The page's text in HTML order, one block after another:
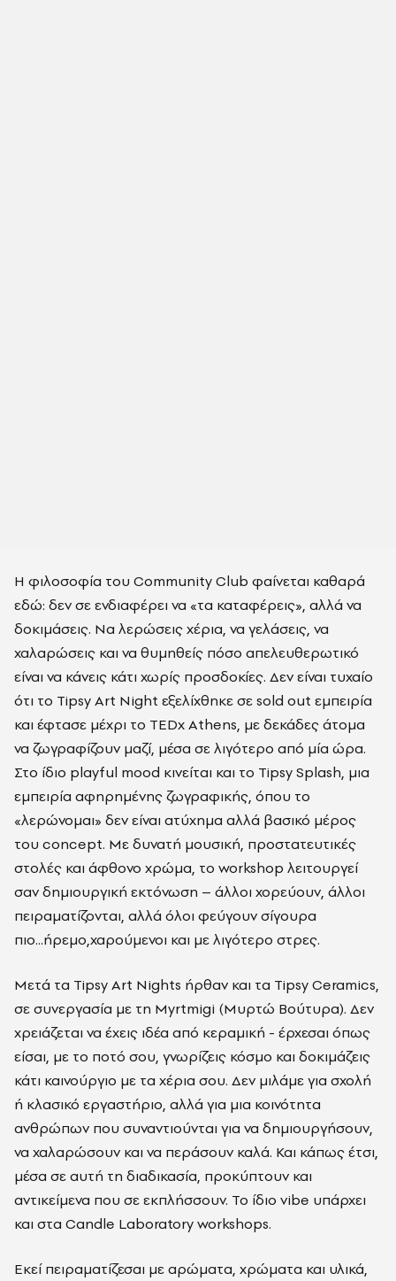
Η φιλοσοφία του Community Club φαίνεται καθαρά
εδώ: δεν σε ενδιαφέρει να «τα καταφέρεις», αλλά να
δοκιμάσεις. Να λερώσεις χέρια, να γελάσεις, να
χαλαρώσεις και να θυμηθείς πόσο απελευθερωτικό
είναι να κάνεις κάτι χωρίς προσδοκίες. Δεν είναι τυχαίο
ότι το Tipsy Art Night εξελίχθηκε σε sold out εμπειρία
και έφτασε μέχρι το TEDx Athens, με δεκάδες άτομα
να ζωγραφίζουν μαζί, μέσα σε λιγότερο από μία ώρα.
Στο ίδιο playful mood κινείται και το Tipsy Splash, μια
εμπειρία αφηρημένης ζωγραφικής, όπου το
«λερώνομαι» δεν είναι ατύχημα αλλά βασικό μέρος
του concept. Με δυνατή μουσική, προστατευτικές
στολές και άφθονο χρώμα, το workshop λειτουργεί
σαν δημιουργική εκτόνωση – άλλοι χορεύουν, άλλοι
πειραματίζονται, αλλά όλοι φεύγουν σίγουρα
πιο...ήρεμο,χαρούμενοι και με λιγότερο στρες.
Μετά τα Tipsy Art Nights ήρθαν και τα Tipsy Ceramics,
σε συνεργασία με τη Myrtmigi (Μυρτώ Βούτυρα). Δεν
χρειάζεται να έχεις ιδέα από κεραμική - έρχεσαι όπως
είσαι, με το ποτό σου, γνωρίζεις κόσμο και δοκιμάζεις
κάτι καινούργιο με τα χέρια σου. Δεν μιλάμε για σχολή
ή κλασικό εργαστήριο, αλλά για μια κοινότητα
ανθρώπων που συναντιούνται για να δημιουργήσουν,
να χαλαρώσουν και να περάσουν καλά. Και κάπως έτσι,
μέσα σε αυτή τη διαδικασία, προκύπτουν και
αντικείμενα που σε εκπλήσσουν. Το ίδιο vibe υπάρχει
και στα Candle Laboratory workshops.
Εκεί πειραματίζεσαι με αρώματα, χρώματα και υλικά,